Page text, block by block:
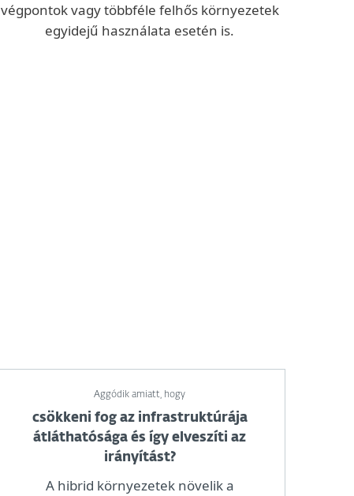
végpontok vagy többféle felhős környezetek
egyidejű használata esetén is.
Aggódik amiatt, hogy
csökkeni fog az infrastruktúrája
átláthatósága és így elveszíti az
irányítást?
A hibrid környezetek növelik a